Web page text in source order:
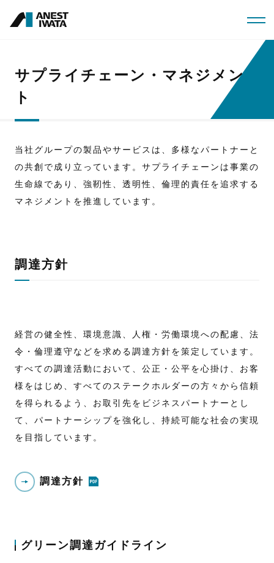
イ
サプライチェーン・マネジメン
ト
当社グループの製品やサービスは、多様なパートナーと
の共創で成り立っています。サプライチェーンは事業の
生命線であり、強靭性、透明性、倫理的責任を追求する
マネジメントを推進しています。
調達方針
経営の健全性、環境意識、人権・労働環境への配慮、法
令・倫理遵守などを求める調達方針を策定しています。
すべての調達活動において、公正・公平を心掛け、お客
様をはじめ、すべてのステークホルダーの方々から信頼
を得られるよう、お取引先をビジネスパートナーとし
て、パートナーシップを強化し、持続可能な社会の実現
を目指しています。
調達方針
グリーン調達ガイドライン